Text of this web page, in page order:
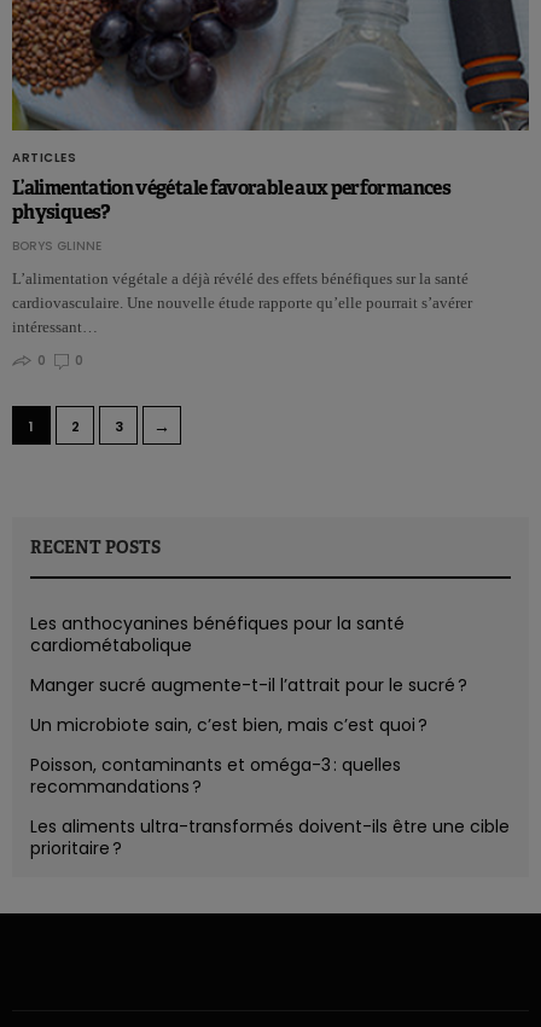
ARTICLES
L’alimentation végétale favorable aux performances
physiques?
BORYS GLINNE
L’alimentation végétale a déjà révélé des effets bénéfiques sur la santé
cardiovasculaire. Une nouvelle étude rapporte qu’elle pourrait s’avérer
intéressant…
0
0
1 2 3 →
RECENT POSTS
Les anthocyanines bénéfiques pour la santé
cardiométabolique
Manger sucré augmente-t-il l’attrait pour le sucré ?
Un microbiote sain, c’est bien, mais c’est quoi ?
Poisson, contaminants et oméga-3 : quelles
recommandations ?
Les aliments ultra-transformés doivent-ils être une cible
prioritaire ?